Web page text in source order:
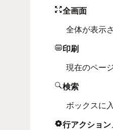
全画面
全体が表示
印刷
現在のペー
検索
ボックスに
行アクション